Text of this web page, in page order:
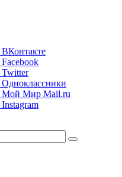
Twitter
Одноклассники
Мой Мир Mail.ru